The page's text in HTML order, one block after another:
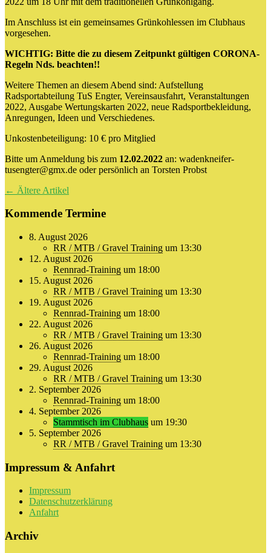
Im Anschluss ist ein gemeinsames Grünkohlessen im Clubhaus
vorgesehen.
WICHTIG: Bitte die zu diesem Zeitpunkt gültigen CORONA-
Regeln Nds. beachten!!
Weitere Themen an diesem Abend sind: Aufstellung
Radsportabteilung TuS Engter, Vereinsausfahrt, Veranstaltungen
2022, Ausgabe Wertungskarten 2022, neue Radsportbekleidung,
Anregungen, Ideen und Verschiedenes.
Unkostenbeteiligung: 10 € pro Mitglied
Bitte um Anmeldung bis zum 12.02.2022 an: wadenkneifer-
tusengter@gmx.de oder persönlich an Torsten Probst
Beitragsnavigation
← Ältere Artikel
Kommende Termine
8. August 2026
RR / MTB / Gravel Training um 13:30
12. August 2026
Rennrad-Training um 18:00
15. August 2026
RR / MTB / Gravel Training um 13:30
19. August 2026
Rennrad-Training um 18:00
22. August 2026
RR / MTB / Gravel Training um 13:30
26. August 2026
Rennrad-Training um 18:00
29. August 2026
RR / MTB / Gravel Training um 13:30
2. September 2026
Rennrad-Training um 18:00
4. September 2026
Stammtisch im Clubhaus um 19:30
5. September 2026
RR / MTB / Gravel Training um 13:30
Impressum & Anfahrt
Impressum
Datenschutzerklärung
Anfahrt
Archiv